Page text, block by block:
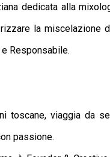
dedicata alla
la miscelazione
Responsabile.
toscane, viaggia da
passione.